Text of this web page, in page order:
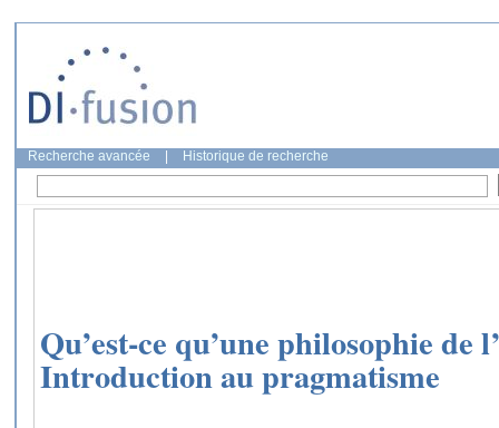
Recherche avancée Historique de recherche
Qu’est-ce qu’une philosophie de
Introduction au pragmatisme